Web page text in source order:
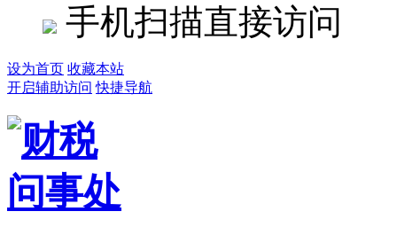
手机扫描直接访问
设为首页 收藏本站
开启辅助访问 快捷导航